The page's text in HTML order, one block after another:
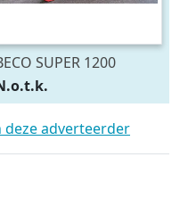
SUPER 1200
deze adverteerder